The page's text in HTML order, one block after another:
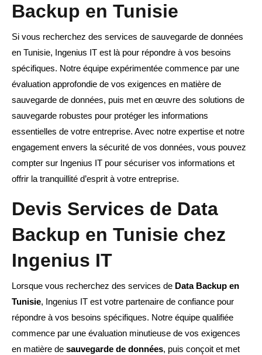
Backup en Tunisie
Si vous recherchez des services de sauvegarde de données
en Tunisie, Ingenius IT est là pour répondre à vos besoins
spécifiques. Notre équipe expérimentée commence par une
évaluation approfondie de vos exigences en matière de
sauvegarde de données, puis met en œuvre des solutions de
sauvegarde robustes pour protéger les informations
essentielles de votre entreprise. Avec notre expertise et notre
engagement envers la sécurité de vos données, vous pouvez
compter sur Ingenius IT pour sécuriser vos informations et
offrir la tranquillité d’esprit à votre entreprise.
Devis Services de Data
Backup en Tunisie chez
Ingenius IT
Lorsque vous recherchez des services de Data Backup en
Tunisie, Ingenius IT est votre partenaire de confiance pour
répondre à vos besoins spécifiques. Notre équipe qualifiée
commence par une évaluation minutieuse de vos exigences
en matière de sauvegarde de données, puis conçoit et met